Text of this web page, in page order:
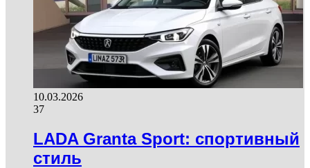
10.03.2026
37
LADA Granta Sport: спортивный
стиль